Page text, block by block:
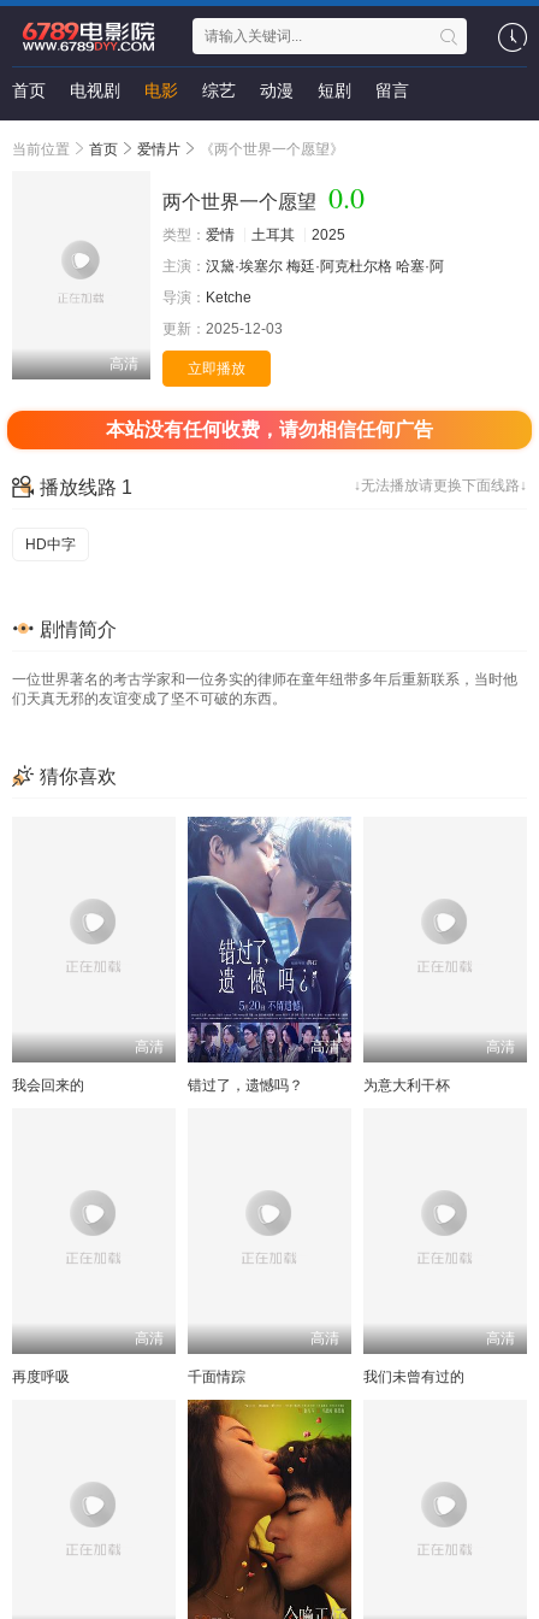
首页 电视剧 电影 综艺 动漫 短剧 留言
当前位置 首页 爱情片 《两个世界一个愿望》
高清
两个世界一个愿望 0.0
类型： 爱情 土耳其
2025
主演： 汉黛·埃塞尔 梅廷·阿克杜尔格 哈塞·阿
导演： Ketche
更新： 2025-12-03
立即播放
本站没有任何收费，请勿相信任何广告
↓无法播放请更换下面线路↓
播放线路 1
HD中字
剧情简介
一位世界著名的考古学家和一位务实的律师在童年纽带多年后重新联系，当时他
们天真无邪的友谊变成了坚不可破的东西。
猜你喜欢
高清
我会回来的
高清
错过了，遗憾吗？
高清
为意大利干杯
高清
再度呼吸
高清
千面情踪
高清
我们未曾有过的